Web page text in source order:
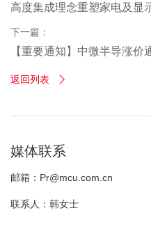
高度集成理念重塑家电及显
下一篇：
【重要通知】中微半导涨价
返回列表 
媒体联系
邮箱：Pr@mcu.com.cn
联系人：韩女士